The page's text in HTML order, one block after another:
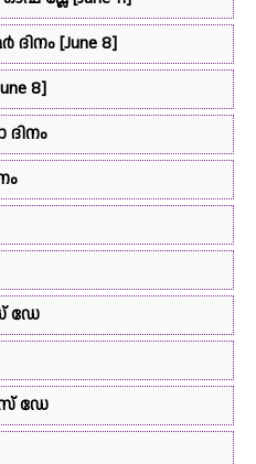
[June 8]
8]
ഡേ
ഡേ